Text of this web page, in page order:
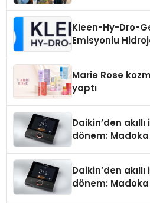
Kleen-Hy-Dro-
Emisyonlu
Marie Rose
yaptı
Daikin’den
dönem: Madoka
Daikin’den
dönem: Madoka